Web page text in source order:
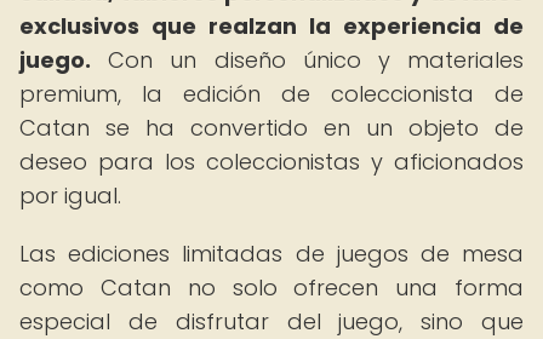
exclusivos que realzan la experiencia de
juego. Con un diseño único y materiales
premium, la edición de coleccionista de
Catan se ha convertido en un objeto de
deseo para los coleccionistas y aficionados
por igual.
Las ediciones limitadas de juegos de mesa
como Catan no solo ofrecen una forma
especial de disfrutar del juego, sino que